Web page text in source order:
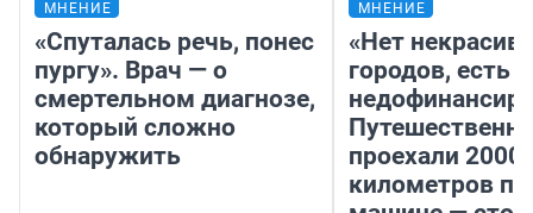
МНЕНИЕ
«Спуталась речь, понес
пургу». Врач — о
смертельном диагнозе,
который сложно
обнаружить
МНЕНИЕ
«Нет
городов, есть
проехали 2000
километров по